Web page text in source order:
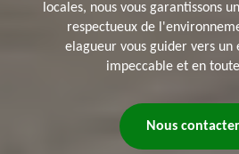
locales, nous vous garantissons
respectueux de
elagueur vous guider vers un
impeccable et en
Nous contacter